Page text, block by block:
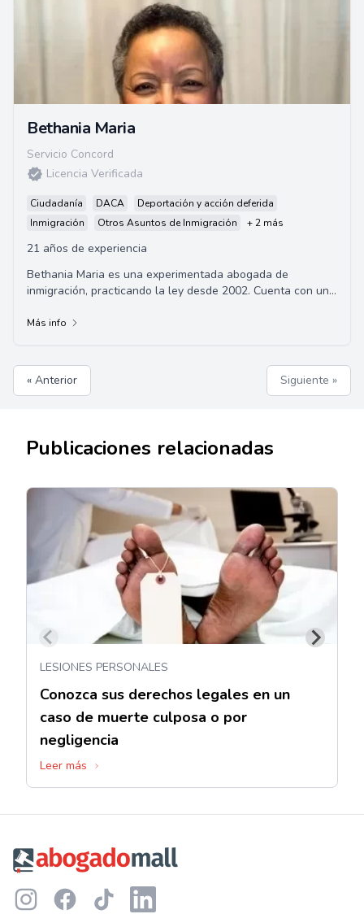
Bethania Maria
Servicio Concord
Licencia Verificada
Ciudadanía DACA
Deportación y acción deferida
Inmigración
Otros Asuntos de Inmigración + 2 más
21 años de experiencia
Bethania Maria es una experimentada abogada de
inmigración, practicando la ley desde 2002. Cuenta con un
Más info
« Anterior Siguiente »
Publicaciones relacionadas
LESIONES PERSONALES
Conozca sus derechos legales en un
caso de muerte culposa o por
negligencia
Leer más
InstagramFacebookTikTok LinkedIn